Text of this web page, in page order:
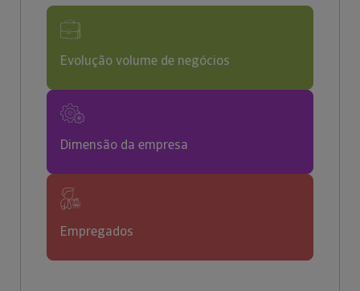
Evolução volume de negócios
Dimensão da empresa
Empregados